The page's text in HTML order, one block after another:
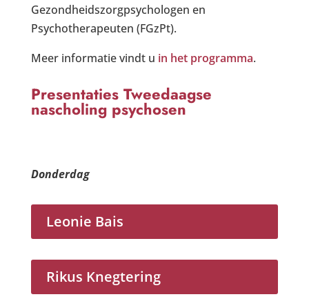
Gezondheidszorgpsychologen en
Psychotherapeuten (FGzPt).
Meer informatie vindt u in het programma.
Presentaties Tweedaagse
nascholing psychosen
Donderdag
Leonie Bais
Rikus Knegtering